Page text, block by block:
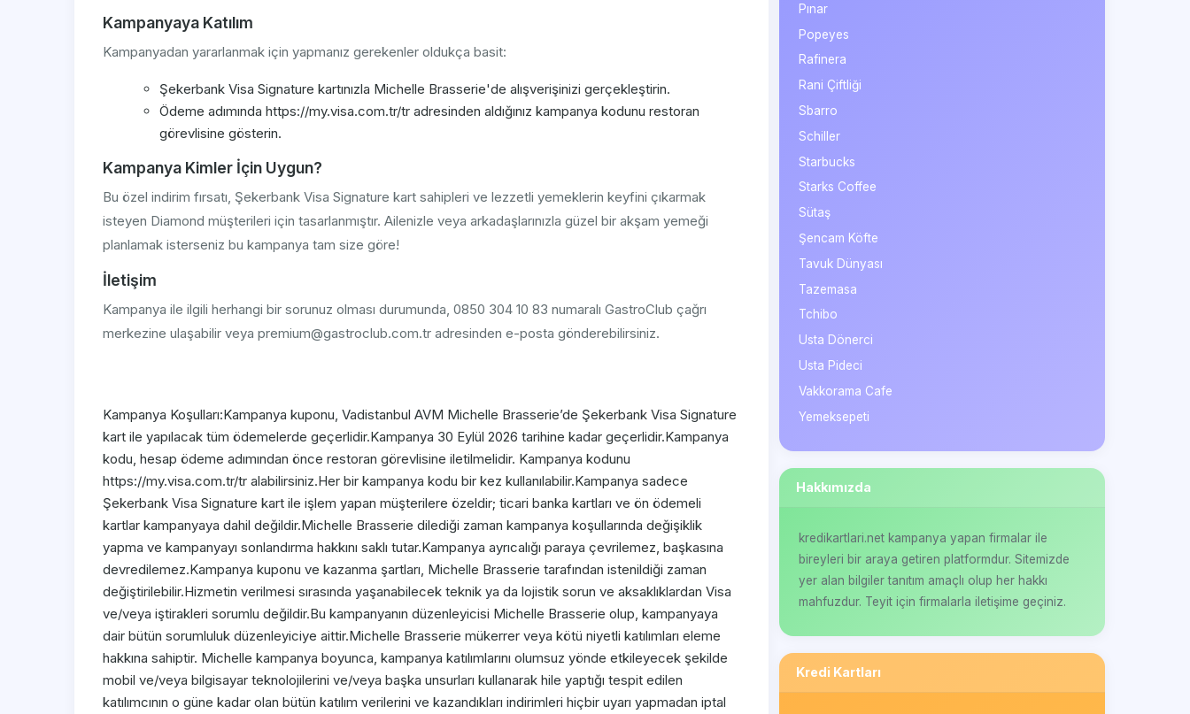
Kampanyaya Katılım
Kampanyadan yararlanmak için yapmanız gerekenler oldukça basit:
Şekerbank Visa Signature kartınızla Michelle Brasserie'de alışverişinizi gerçekleştirin.
Ödeme adımında https://my.visa.com.tr/tr adresinden aldığınız kampanya kodunu restoran
görevlisine gösterin.
Kampanya Kimler İçin Uygun?
Bu özel indirim fırsatı, Şekerbank Visa Signature kart sahipleri ve lezzetli yemeklerin keyfini çıkarmak
isteyen Diamond müşterileri için tasarlanmıştır. Ailenizle veya arkadaşlarınızla güzel bir akşam yemeği
planlamak isterseniz bu kampanya tam size göre!
İletişim
Kampanya ile ilgili herhangi bir sorunuz olması durumunda, 0850 304 10 83 numaralı GastroClub çağrı
merkezine ulaşabilir veya premium@gastroclub.com.tr adresinden e-posta gönderebilirsiniz.
Kampanya Koşulları:Kampanya kuponu, Vadistanbul AVM Michelle Brasserie’de Şekerbank Visa Signature
kart ile yapılacak tüm ödemelerde geçerlidir.Kampanya 30 Eylül 2026 tarihine kadar geçerlidir.Kampanya
kodu, hesap ödeme adımından önce restoran görevlisine iletilmelidir. Kampanya kodunu
https://my.visa.com.tr/tr alabilirsiniz.Her bir kampanya kodu bir kez kullanılabilir.Kampanya sadece
Şekerbank Visa Signature kart ile işlem yapan müşterilere özeldir; ticari banka kartları ve ön ödemeli
kartlar kampanyaya dahil değildir.Michelle Brasserie dilediği zaman kampanya koşullarında değişiklik
yapma ve kampanyayı sonlandırma hakkını saklı tutar.Kampanya ayrıcalığı paraya çevrilemez, başkasına
devredilemez.Kampanya kuponu ve kazanma şartları, Michelle Brasserie tarafından istenildiği zaman
değiştirilebilir.Hizmetin verilmesi sırasında yaşanabilecek teknik ya da lojistik sorun ve aksaklıklardan Visa
ve/veya iştirakleri sorumlu değildir.Bu kampanyanın düzenleyicisi Michelle Brasserie olup, kampanyaya
dair bütün sorumluluk düzenleyiciye aittir.Michelle Brasserie mükerrer veya kötü niyetli katılımları eleme
hakkına sahiptir. Michelle kampanya boyunca, kampanya katılımlarını olumsuz yönde etkileyecek şekilde
mobil ve/veya bilgisayar teknolojilerini ve/veya başka unsurları kullanarak hile yaptığı tespit edilen
katılımcının o güne kadar olan bütün katılım verilerini ve kazandıkları indirimleri hiçbir uyarı yapmadan iptal
Pınar
Popeyes
Rafinera
Rani Çiftliği
Sbarro
Schiller
Starbucks
Starks Coffee
Sütaş
Şencam Köfte
Tavuk Dünyası
Tazemasa
Tchibo
Usta Dönerci
Usta Pideci
Vakkorama Cafe
Yemeksepeti
Hakkımızda
kredikartlari.net kampanya yapan firmalar ile
bireyleri bir araya getiren platformdur. Sitemizde
yer alan bilgiler tanıtım amaçlı olup her hakkı
mahfuzdur. Teyit için firmalarla iletişime geçiniz.
Kredi Kartları